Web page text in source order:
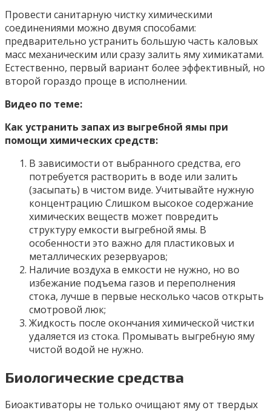
Провести санитарную чистку химическими
соединениями можно двумя способами:
предварительно устранить большую часть каловых
масс механическим или сразу залить яму химикатами.
Естественно, первый вариант более эффективный, но
второй гораздо проще в исполнении.
Видео по теме:
Как устранить запах из выгребной ямы при
помощи химических средств:
В зависимости от выбранного средства, его
потребуется растворить в воде или залить
(засыпать) в чистом виде. Учитывайте нужную
концентрацию Слишком высокое содержание
химических веществ может повредить
структуру емкости выгребной ямы. В
особенности это важно для пластиковых и
металлических резервуаров;
Наличие воздуха в емкости не нужно, но во
избежание подъема газов и переполнения
стока, лучше в первые несколько часов открыть
смотровой люк;
Жидкость после окончания химической чистки
удаляется из стока. Промывать выгребную яму
чистой водой не нужно.
Биологические средства
Биоактиваторы не только очищают яму от твердых